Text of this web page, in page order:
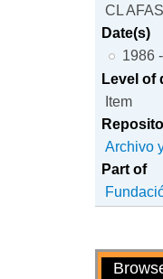
CL
Date(s)
1986
Level of
Item
Archivo
Part of
Actions